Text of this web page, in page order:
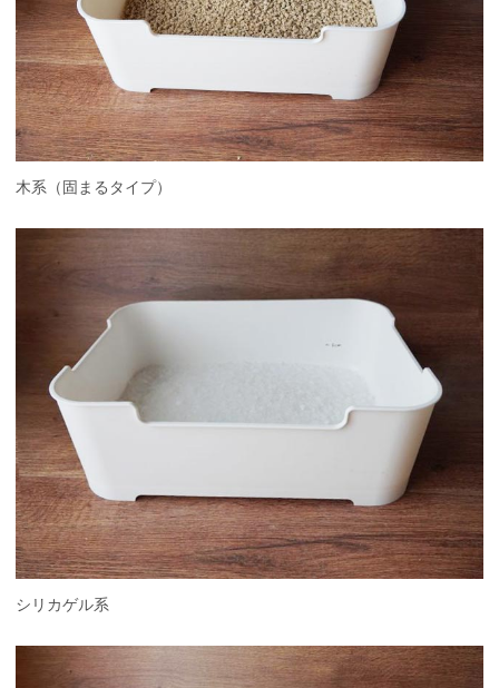
木系（固まるタイプ）
シリカゲル系